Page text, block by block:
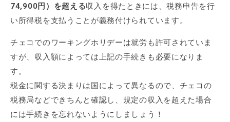
74,900円）を超える収入を得たときには、税務申告を行
い所得税を支払うことが義務付けられています。
チェコでのワーキングホリデーは就労も許可されていま
すが、収入額によっては上記の手続きも必要になりま
す。
税金に関する決まりは国によって異なるので、チェコの
税務局などできちんと確認し、規定の収入を超えた場合
には手続きを忘れないようにしましょう！